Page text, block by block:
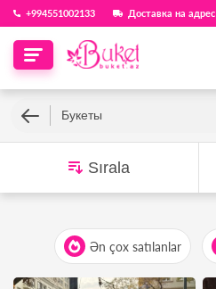
‪+994551002133‬ Доставка на адрес
Букеты
Sırala
Ən çox satılanlar